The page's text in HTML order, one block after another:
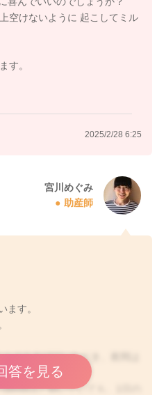
空けないように 起こしてミル
す。
2025/2/28 6:25
宮川めぐみ
助産師
ます。
クをあげていただき、夜間は
いいと思います。
時間ほど開いていても、1日の
答を見る